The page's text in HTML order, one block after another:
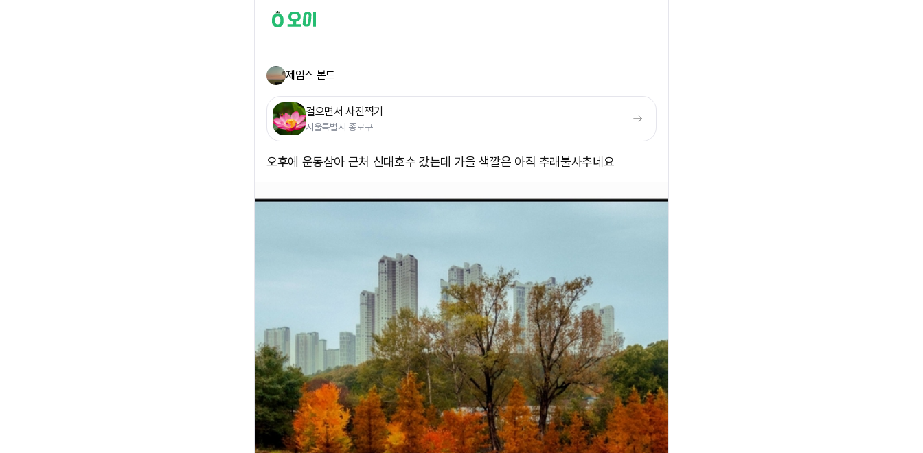
제임스 본드
걸으면서 사진찍기
서울특별시 종로구
오후에 운동삼아 근처 신대호수 갔는데 가을 색깔은 아직 추래불사추네요